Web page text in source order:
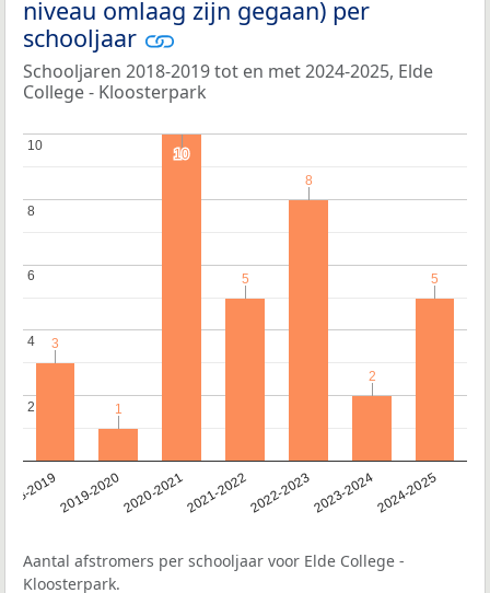
niveau omlaag zijn gegaan) per
schooljaar
Schooljaren 2018-2019 tot en met 2024-2025, Elde
College - Kloosterpark
20192019-20202020-20212021-20222022-20232023-20242024-2025
2
2
4
4
6
6
8
8
10
10
3
3
1
1
10
10
5
5
8
8
2
2
5
5
Aantal afstromers per schooljaar voor Elde College -
Kloosterpark.